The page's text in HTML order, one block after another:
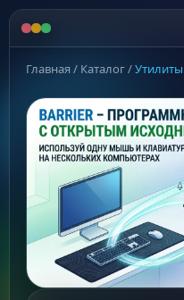
Главная / Каталог/Утилиты